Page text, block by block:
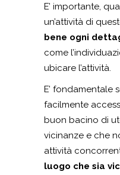
E’ importante,
un’attività di
bene ogni
come
ubicare l’attività.
E’ fondamentale
facilmente
buon bacino di
vicinanze e che
attività
luogo che sia